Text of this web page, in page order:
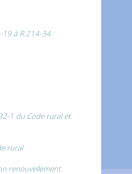
19 à R.214-34.
1 du Code rural et
rural
renouvellement.